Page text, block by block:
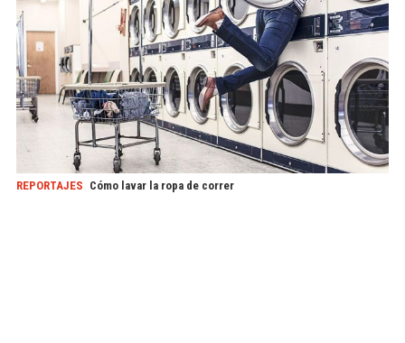
REPORTAJES Cómo lavar la ropa de correr